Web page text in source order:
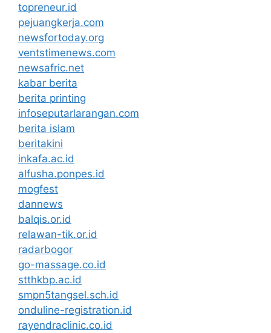
topreneur.id
pejuangkerja.com
newsfortoday.org
ventstimenews.com
newsafric.net
kabar berita
berita printing
infoseputarlarangan.com
berita islam
beritakini
inkafa.ac.id
alfusha.ponpes.id
mogfest
dannews
balqis.or.id
relawan-tik.or.id
radarbogor
go-massage.co.id
stthkbp.ac.id
smpn5tangsel.sch.id
onduline-registration.id
rayendraclinic.co.id